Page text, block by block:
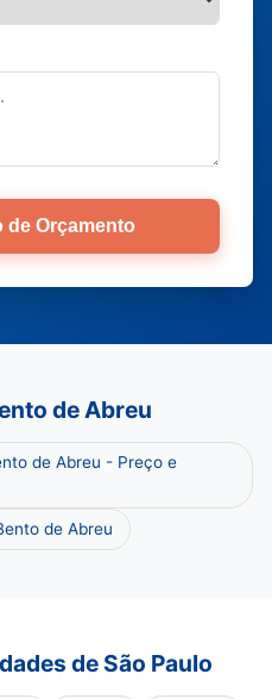
de Orçamento
de Abreu
de Abreu - Preço e
de Abreu
de São Paulo